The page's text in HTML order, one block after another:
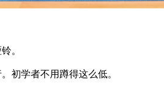
。
学者不用蹲得这么低。